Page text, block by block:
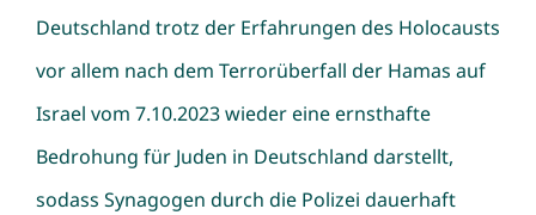
Deutschland trotz der Erfahrungen des Holocausts
vor allem nach dem Terrorüberfall der Hamas auf
Israel vom 7.10.2023 wieder eine ernsthafte
Bedrohung für Juden in Deutschland darstellt,
sodass Synagogen durch die Polizei dauerhaft